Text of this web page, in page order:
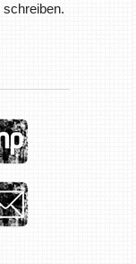
schreiben.